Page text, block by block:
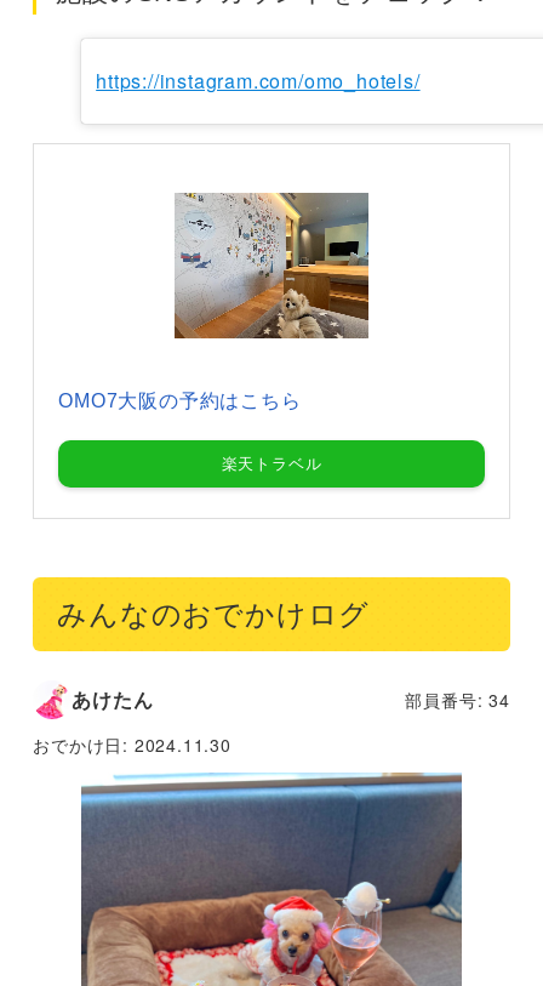
https://instagram.com/omo_hotels/
OMO7大阪の予約はこちら
楽天トラベル
みんなのおでかけログ
あけたん
部員番号: 34
おでかけ日: 2024.11.30